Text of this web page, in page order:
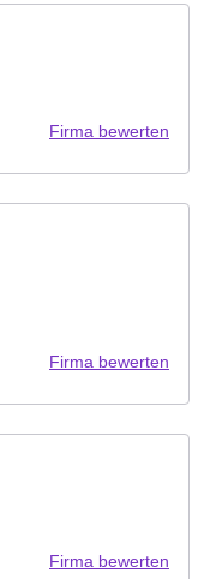
Firma bewerten
Firma bewerten
Firma bewerten